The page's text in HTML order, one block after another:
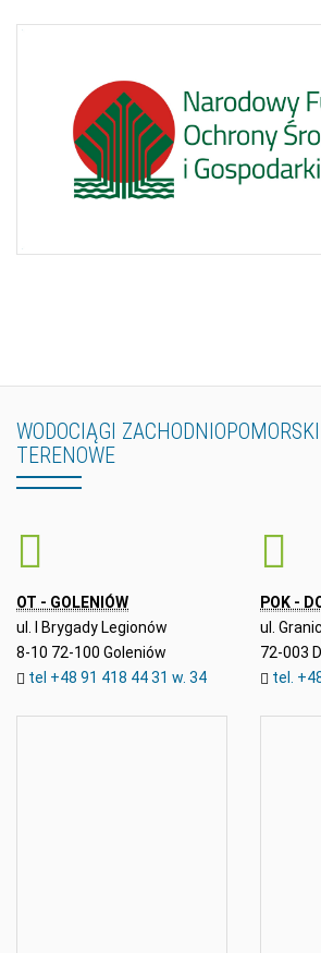
WODOCIĄGI
TERENOWE
OT - GOLENIÓW
ul. I Brygady Legionów
8-10 72-100 Goleniów
tel +48 91 418 44 31 w. 34
POK -
ul.
72-003
tel.